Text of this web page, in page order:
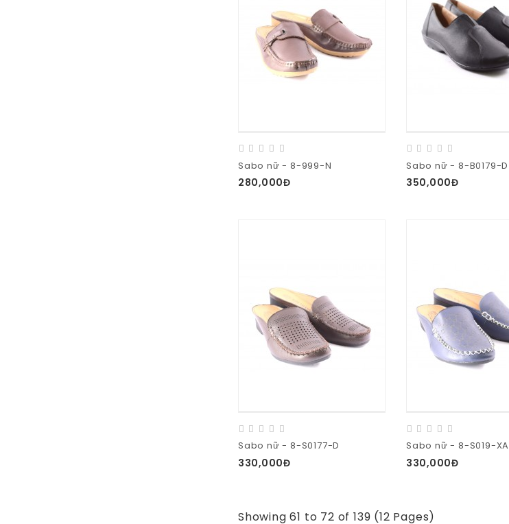
Sabo nữ - 8-999-N
280,000Đ
Sabo nữ - 8-B0179-D
350,000Đ
Sabo nữ - 8-S0177-D
330,000Đ
Sabo nữ - 8-S019-XA
330,000Đ
Showing 61 to 72 of 139 (12 Pages)